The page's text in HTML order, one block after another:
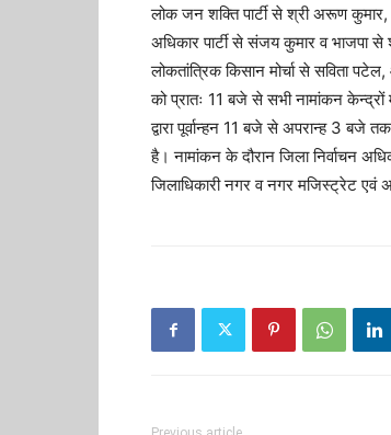
लोक जन शक्ति पार्टी से श्री अरूण कुमार,
अधिकार पार्टी से संजय कुमार व भाजपा
लोकतांत्रिक किसान मोर्चा से सविता
को प्रातः 11 बजे से सभी नामांकन केन्द्रों
द्वारा पूर्वान्हन 11 बजे से अपरान्ह 3 बजे
है। नामांकन के दौरान जिला निर्वाचन
जिलाधिकारी नगर व नगर मजिस्ट्रेट एवं